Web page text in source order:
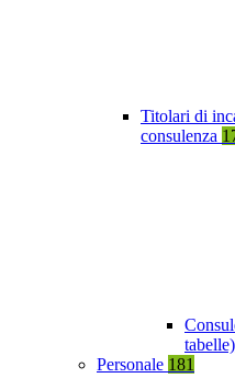
Titolari di
consulenza
tabelle)
Personale 181